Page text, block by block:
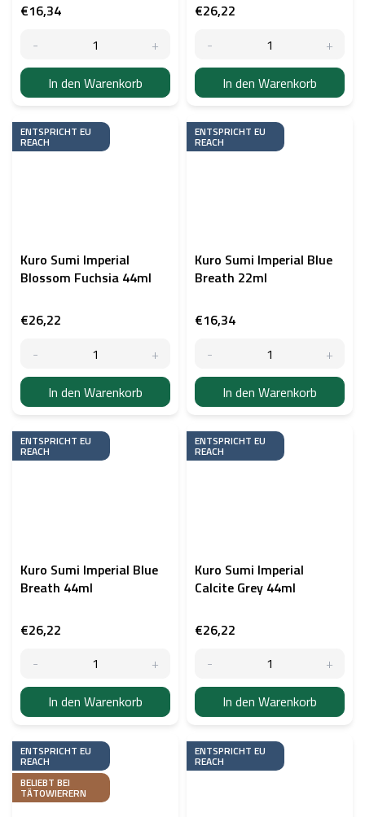
€16,34
In den Warenkorb
€26,22
In den Warenkorb
ENTSPRICHT EU
REACH
Kuro Sumi Imperial
Blossom Fuchsia 44ml
€26,22
In den Warenkorb
ENTSPRICHT EU
REACH
Kuro Sumi Imperial Blue
Breath 22ml
€16,34
In den Warenkorb
ENTSPRICHT EU
REACH
Kuro Sumi Imperial Blue
Breath 44ml
€26,22
In den Warenkorb
ENTSPRICHT EU
REACH
Kuro Sumi Imperial
Calcite Grey 44ml
€26,22
In den Warenkorb
ENTSPRICHT EU
REACH
BELIEBT BEI
TÄTOWIERERN
ENTSPRICHT EU
REACH